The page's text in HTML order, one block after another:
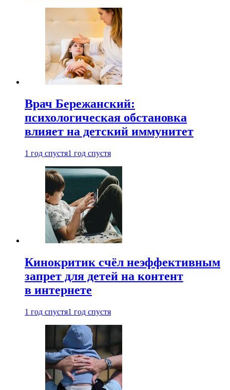
Врач Бережанский:
психологическая обстановка
влияет на детский иммунитет
1 год спустя1 год спустя
Кинокритик счёл неэффективным
запрет для детей на контент
в интернете
1 год спустя1 год спустя